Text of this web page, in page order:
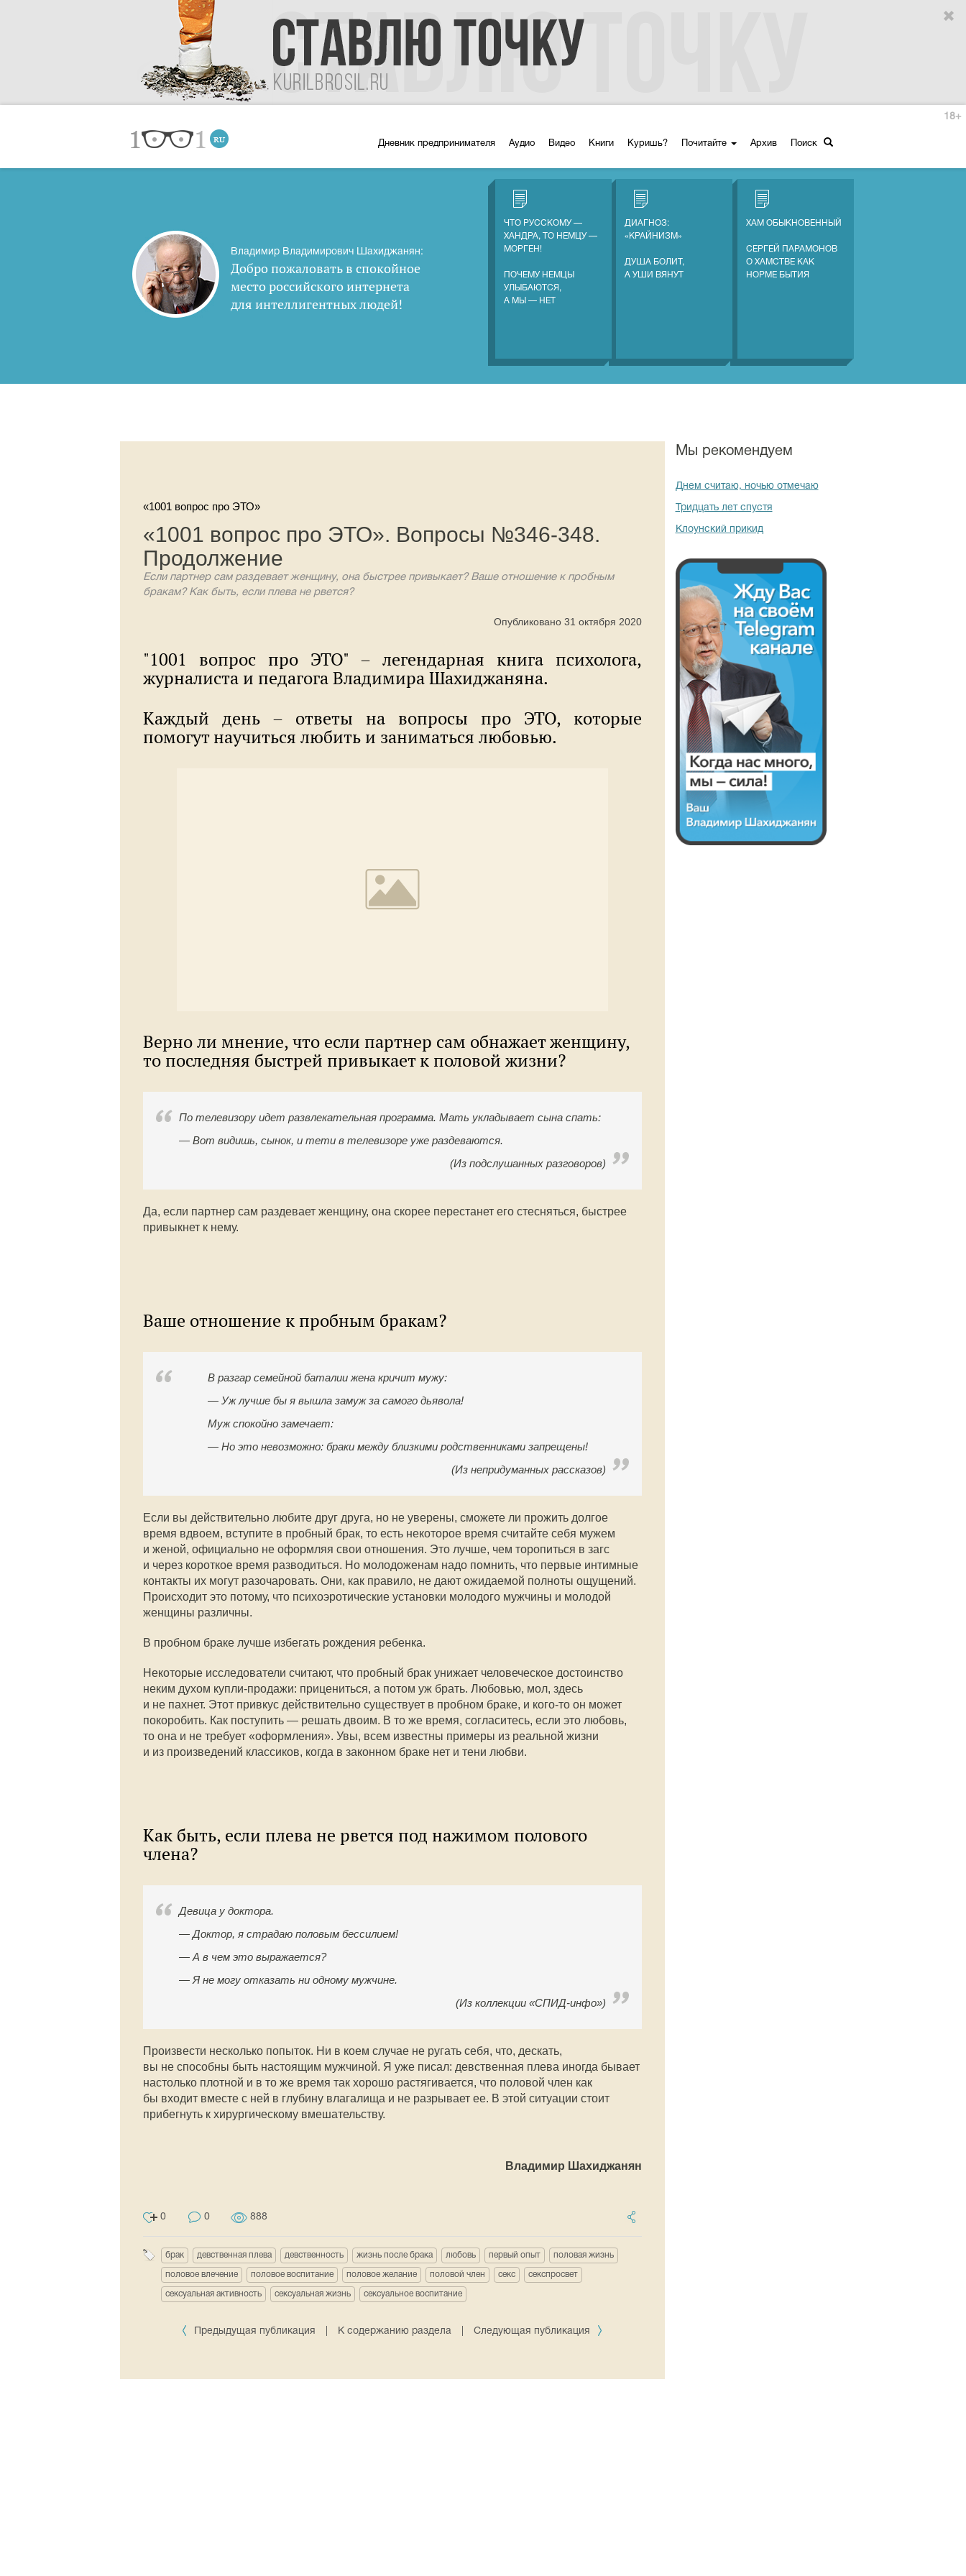
Дневник предпринимателя Аудио Видео Книги Куришь? Почитайте Архив Поиск
18+
Владимир Владимирович Шахиджанян:
Добро пожаловать в спокойное
место российского интернета
для интеллигентных людей!
ЧТО РУССКОМУ —
ХАНДРА, ТО НЕМЦУ —
МОРГЕН!
ПОЧЕМУ НЕМЦЫ
УЛЫБАЮТСЯ,
А МЫ — НЕТ
ДИАГНОЗ:
«КРАЙНИЗМ»
ДУША БОЛИТ,
А УШИ ВЯНУТ
ХАМ ОБЫКНОВЕННЫЙ
СЕРГЕЙ ПАРАМОНОВ
О ХАМСТВЕ КАК
НОРМЕ БЫТИЯ
«1001 вопрос про ЭТО»
«1001 вопрос про ЭТО». Вопросы №346-348.
Продолжение
Если партнер сам раздевает женщину, она быстрее привыкает? Ваше отношение к пробным
бракам? Как быть, если плева не рвется?
Опубликовано 31 октября 2020
"1001 вопрос про ЭТО" – легендарная книга психолога,
журналиста и педагога Владимира Шахиджаняна.
Каждый день – ответы на вопросы про ЭТО, которые
помогут научиться любить и заниматься любовью.
Верно ли мнение, что если партнер сам обнажает женщину,
то последняя быстрей привыкает к половой жизни?
По телевизору идет развлекательная программа. Мать укладывает сына спать:
— Вот видишь, сынок, и тети в телевизоре уже раздеваются.
(Из подслушанных разговоров)
Да, если партнер сам раздевает женщину, она скорее перестанет его стесняться, быстрее
привыкнет к нему.
Ваше отношение к пробным бракам?
В разгар семейной баталии жена кричит мужу:
— Уж лучше бы я вышла замуж за самого дьявола!
Муж спокойно замечает:
— Но это невозможно: браки между близкими родственниками запрещены!
(Из непридуманных рассказов)
Если вы действительно любите друг друга, но не уверены, сможете ли прожить долгое
время вдвоем, вступите в пробный брак, то есть некоторое время считайте себя мужем
и женой, официально не оформляя свои отношения. Это лучше, чем торопиться в загс
и через короткое время разводиться. Но молодоженам надо помнить, что первые интимные
контакты их могут разочаровать. Они, как правило, не дают ожидаемой полноты ощущений.
Происходит это потому, что психоэротические установки молодого мужчины и молодой
женщины различны.
В пробном браке лучше избегать рождения ребенка.
Некоторые исследователи считают, что пробный брак унижает человеческое достоинство
неким духом купли-продажи: прицениться, а потом уж брать. Любовью, мол, здесь
и не пахнет. Этот привкус действительно существует в пробном браке, и кого-то он может
покоробить. Как поступить — решать двоим. В то же время, согласитесь, если это любовь,
то она и не требует «оформления». Увы, всем известны примеры из реальной жизни
и из произведений классиков, когда в законном браке нет и тени любви.
Как быть, если плева не рвется под нажимом полового
члена?
Девица у доктора.
— Доктор, я страдаю половым бессилием!
— А в чем это выражается?
— Я не могу отказать ни одному мужчине.
(Из коллекции «СПИД-инфо»)
Произвести несколько попыток. Ни в коем случае не ругать себя, что, дескать,
вы не способны быть настоящим мужчиной. Я уже писал: девственная плева иногда бывает
настолько плотной и в то же время так хорошо растягивается, что половой член как
бы входит вместе с ней в глубину влагалища и не разрывает ее. В этой ситуации стоит
прибегнуть к хирургическому вмешательству.
Владимир Шахиджанян
0 0 888
брак девственная плева девственность жизнь после брака любовь первый опыт половая жизнь
половое влечение половое воспитание половое желание половой член секс секспросвет
сексуальная активность сексуальная жизнь сексуальное воспитание
Предыдущая публикация К содержанию раздела Следующая публикация
Мы рекомендуем
Днем считаю, ночью отмечаю
Тридцать лет спустя
Клоунский прикид